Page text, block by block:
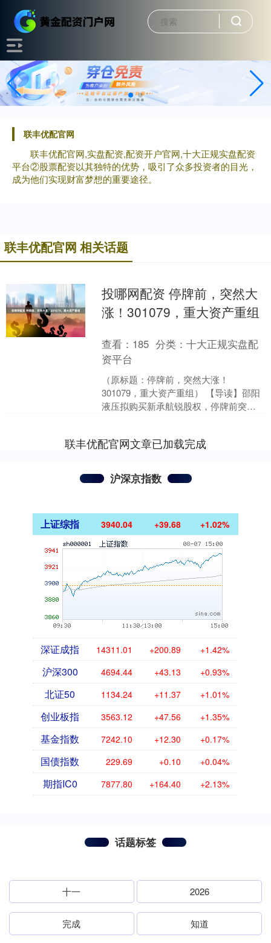
联丰优配官网
联丰优配官网,实盘配资,配资开户官网,十大正规实盘配资
平台②股票配资以其独特的优势，吸引了众多投资者的目光，
成为他们实现财富梦想的重要途径。
联丰优配官网 相关话题
投哪网配资 停牌前，突然大
涨！301079，重大资产重组
查看： 185 分类：十大正规实盘配
资平台
（原标题：停牌前，突然大涨！
301079，重大资产重组） 【导读】邵阳
液压拟购买新承航锐股权，停牌前突然
联丰优配官网文章已加载完成
沪深京指数
上证综指 3940.04 +39.68 +1.02%
深证成指 14311.01 +200.89 +1.42%
沪深300 4694.44 +43.13 +0.93%
北证50 1134.24 +11.37 +1.01%
创业板指 3563.12 +47.56 +1.35%
基金指数 7242.10 +12.30 +0.17%
国债指数 229.69 +0.10 +0.04%
期指IC0 7877.80 +164.40 +2.13%
话题标签
十一 2026
完成 知道